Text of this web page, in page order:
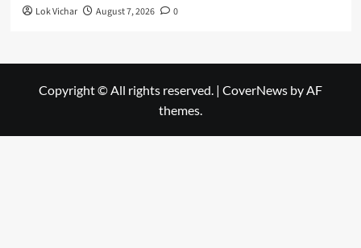
Lok Vichar August 7, 2026 0
Copyright © All rights reserved. | CoverNews by AF
themes.